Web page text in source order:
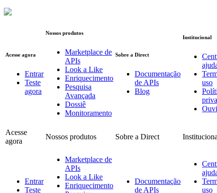
Acesse agora
Entrar
Teste
agora
Nossos produtos
Marketplace de
APIs
Look a Like
Enriquecimento
Pesquisa
Avançada
Dossiê
Monitoramento
Sobre a Direct
Documentação
de APIs
Blog
Institucional
uso
Acesse
agora
Nossos produtos Sobre a Direct
Entrar
Teste
Marketplace de
APIs
Look a Like
Enriquecimento
Documentação
de APIs
uso